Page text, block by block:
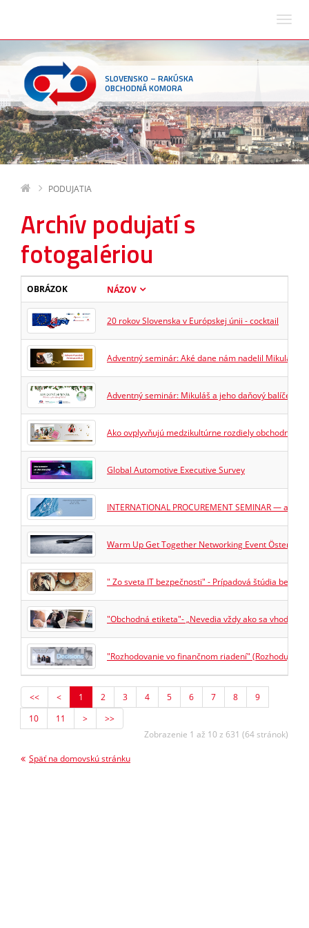
SLOVENSKO – RAKÚSKA
OBCHODNÁ KOMORA
PODUJATIA
Archív podujatí s
fotogalériou
OBRÁZOK NÁZOV
20 rokov Slovenska v Európskej únii - cocktail
Adventný seminár: Aké dane nám nadelil Mikuláš? /
Adventný seminár: Mikuláš a jeho daňový balíček
Ako ovplyvňujú medzikultúrne rozdiely obchodné
Global Automotive Executive Survey
INTERNATIONAL PROCUREMENT SEMINAR —
Warm Up Get Together Networking Event
" Zo sveta IT bezpečnosti" - Prípadová štúdia
"Obchodná etiketa"- „Nevedia vždy ako sa vhodne
"Rozhodovanie vo finančnom riadení" (Rozhodujete
<< < 1 2 3 4 5 6 7 8
9
10
11 >
>>
Zobrazenie 1 až 10 z 631 (64 stránok)
Späť na domovskú stránku